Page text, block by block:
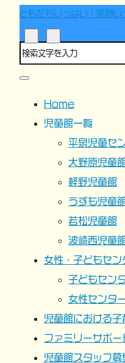
ともだちいっぱい！笑顔
Home
児童館一覧
平泉児童セ
大野原児童
軽野児童館
うずも児童
若松児童館
波崎西児童
女性・子どもセン
子どもセン
女性センタ
児童館における子
ファミリーサポー
児童館スタッフ募